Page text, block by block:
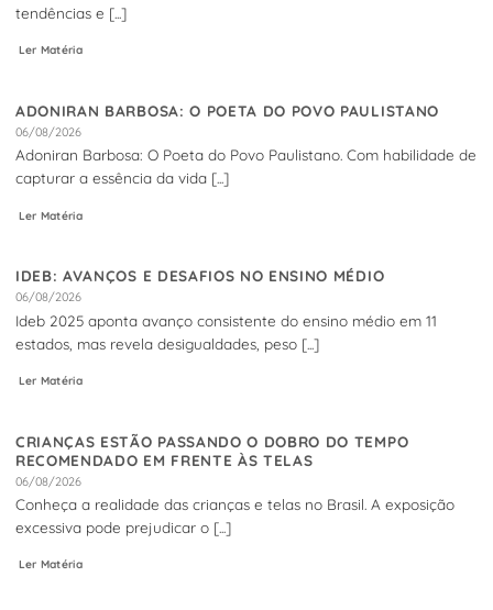
tendências e [...]
Ler Matéria
ADONIRAN BARBOSA: O POETA DO POVO PAULISTANO
06/08/2026
Adoniran Barbosa: O Poeta do Povo Paulistano. Com habilidade de
capturar a essência da vida [...]
Ler Matéria
IDEB: AVANÇOS E DESAFIOS NO ENSINO MÉDIO
06/08/2026
Ideb 2025 aponta avanço consistente do ensino médio em 11
estados, mas revela desigualdades, peso [...]
Ler Matéria
CRIANÇAS ESTÃO PASSANDO O DOBRO DO TEMPO
RECOMENDADO EM FRENTE ÀS TELAS
06/08/2026
Conheça a realidade das crianças e telas no Brasil. A exposição
excessiva pode prejudicar o [...]
Ler Matéria